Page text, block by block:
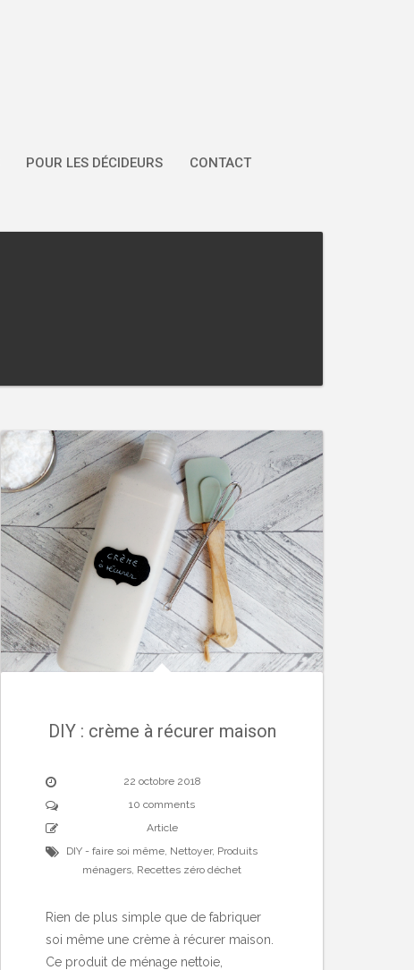
POUR LES DÉCIDEURS CONTACT
DIY : crème à récurer maison
22 octobre 2018
10 comments
Article
DIY - faire soi même, Nettoyer, Produits
ménagers, Recettes zéro déchet
Rien de plus simple que de fabriquer
soi même une crème à récurer maison.
Ce produit de ménage nettoie,